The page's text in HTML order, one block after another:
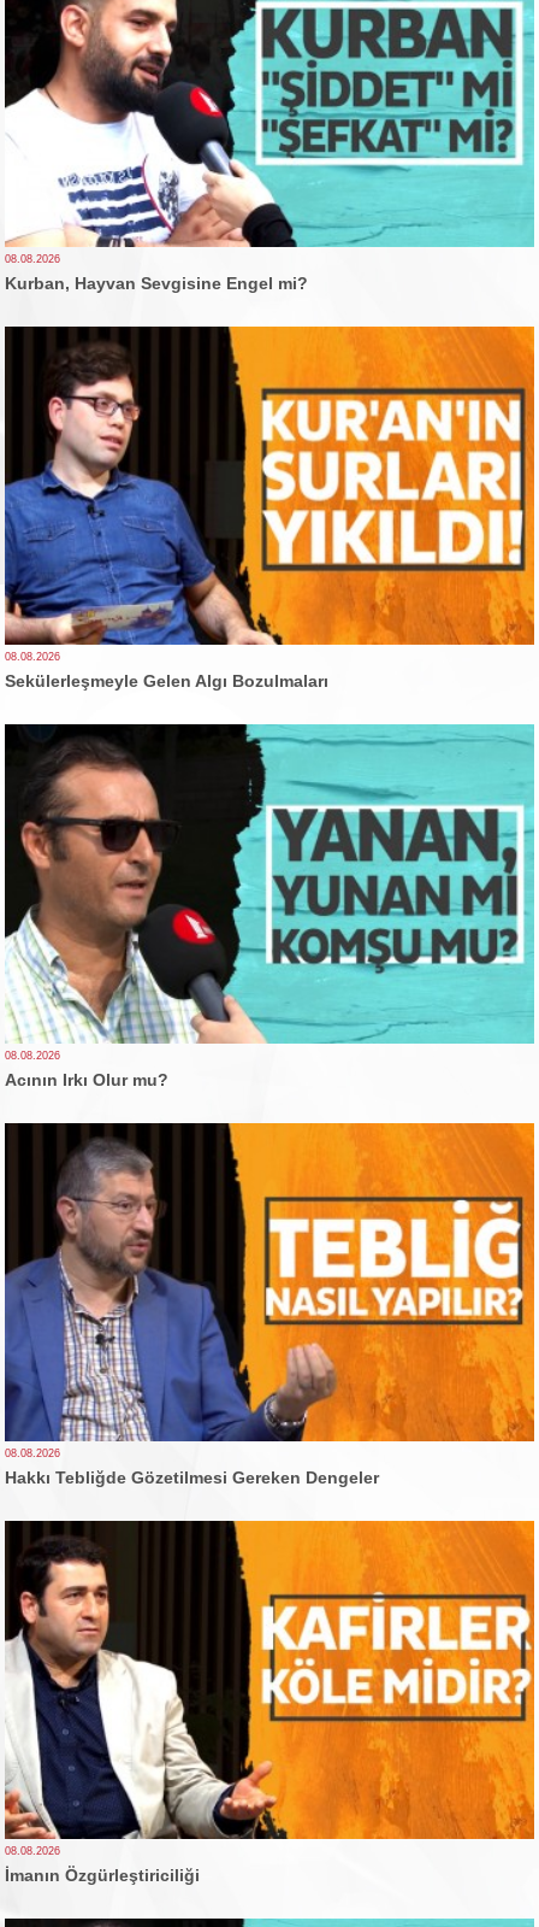
08.08.2026
Kurban, Hayvan Sevgisine Engel mi?
08.08.2026
Sekülerleşmeyle Gelen Algı Bozulmaları
08.08.2026
Acının Irkı Olur mu?
08.08.2026
Hakkı Tebliğde Gözetilmesi Gereken Dengeler
08.08.2026
İmanın Özgürleştiriciliği